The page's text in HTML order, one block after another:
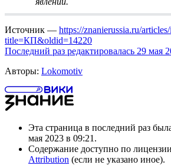
Источник — https://znanierussia.ru/
title=КП&oldid=14220
Последний раз редактировалась 29 мая
Авторы: Lokomotiv
Эта страница в последний раз
мая 2023 в 09:21.
Содержание доступно по лицензии
Attribution (если не указано иное).